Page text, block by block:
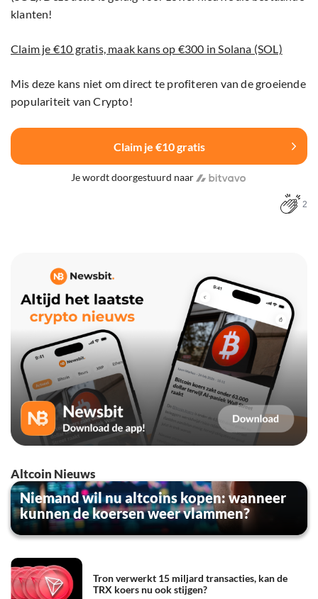
klanten!
Claim je €10 gratis, maak kans op €300 in Solana (SOL)
Mis deze kans niet om direct te profiteren van de groeiende
populariteit van Crypto!
Claim je €10 gratis
Je wordt doorgestuurd naar
2
Altcoin Nieuws
Niemand wil nu altcoins kopen: wanneer
kunnen de koersen weer vlammen?
Tron verwerkt 15 miljard transacties, kan de
TRX koers nu ook stijgen?